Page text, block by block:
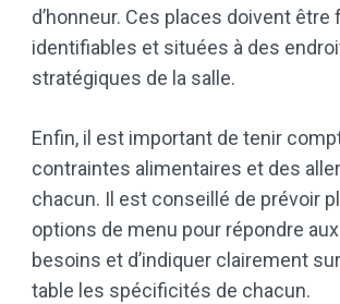
d’honneur. Ces places doivent
identifiables et situées à des
stratégiques de la salle.
Enfin, il est important de tenir
contraintes alimentaires et des
chacun. Il est conseillé de prévoir
options de menu pour répondre
besoins et d’indiquer clairement
table les spécificités de chacun.